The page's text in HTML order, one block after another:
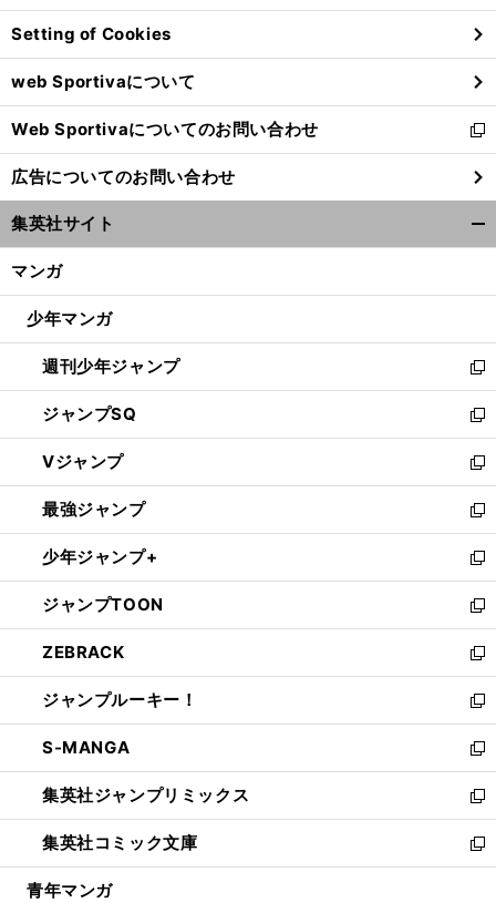
ン
ド
ウ
で
開
く
Setting of Cookies
web Sportivaについて
Web Sportivaについてのお問い合わせ
新
し
い
ウ
ィ
ン
ウ
開
く
広告についてのお問い合わせ
集英社サイト
マンガ
少年マンガ
週刊少年ジャンプ
新
し
い
ウ
ィ
ン
ド
ウ
で
開
く
ジャンプSQ
新
し
い
ウ
ィ
ン
ド
ウ
で
開
く
Vジャンプ
新
し
い
ウ
ィ
ン
ド
ウ
で
開
く
最強ジャンプ
新
し
い
ウ
ィ
ン
ド
ウ
で
開
く
少年ジャンプ+
新
し
い
ウ
ィ
ン
ド
ウ
で
開
く
ジャンプTOON
新
し
い
ウ
ィ
ン
ド
ウ
で
開
く
ZEBRACK
新
し
い
ウ
ィ
ン
ド
ウ
で
開
ジャンプルーキー！
新
し
い
ウ
ィ
ン
ド
ウ
S-MANGA
新
し
い
ウ
ィ
ン
集英社ジャンプリミックス
新
し
い
ウ
集英社コミック文庫
新
し
青年マンガ